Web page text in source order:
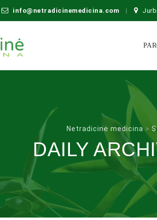
info@netradicinemedicina.com
content
Netradicinė medicina>
DAILY